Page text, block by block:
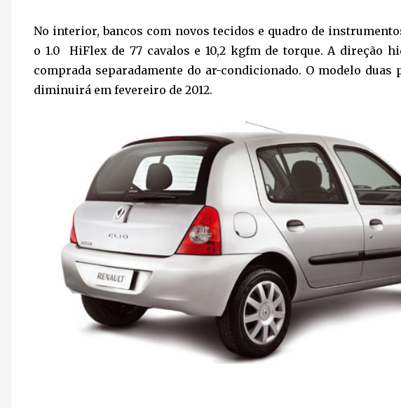
No interior, bancos com novos tecidos e quadro de
o 1.0 HiFlex de 77 cavalos e 10,2 kgfm de torque. A direção
comprada separadamente do ar-condicionado. O modelo duas
diminuirá em fevereiro de 2012.